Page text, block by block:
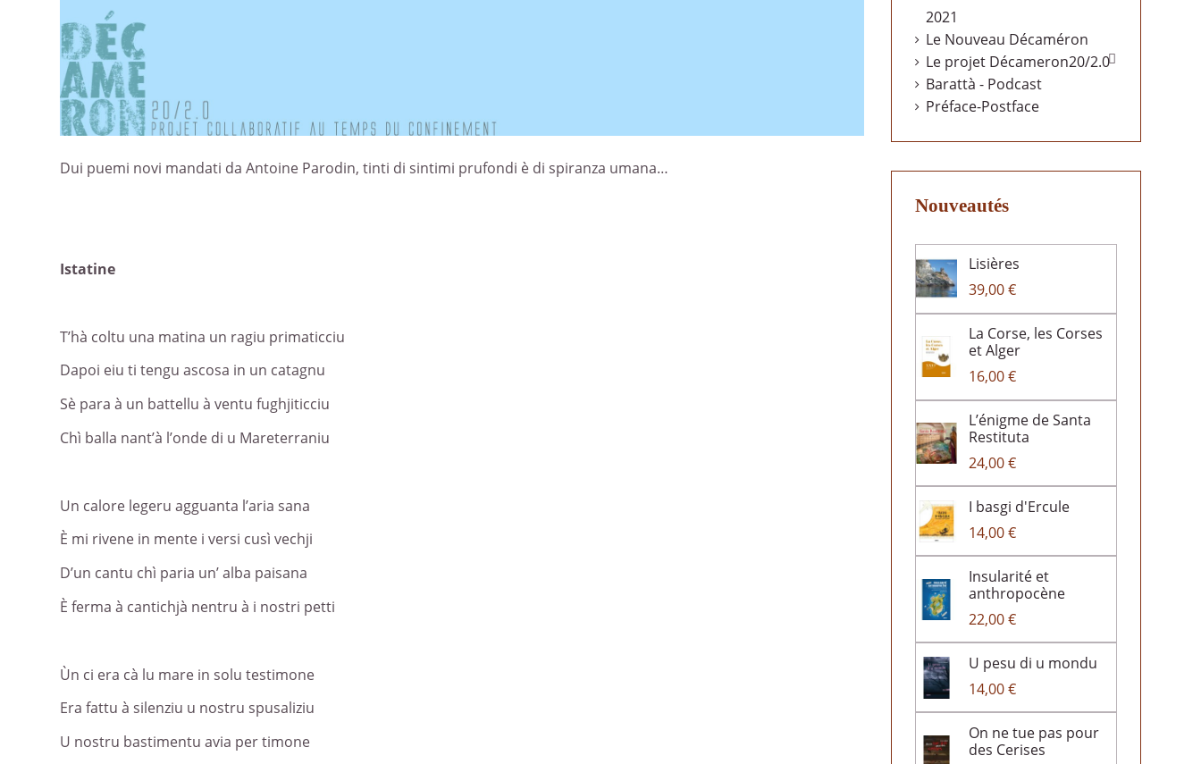
Dui puemi novi mandati da Antoine Parodin, tinti di sintimi prufondi è di spiranza umana…
Istatine
T’hà coltu una matina un ragiu primaticciu
Dapoi eiu ti tengu ascosa in un catagnu
Sè para à un battellu à ventu fughjiticciu
Chì balla nant’à l’onde di u Mareterraniu
Un calore legeru agguanta l’aria sana
È mi rivene in mente i versi cusì vechji
D’un cantu chì paria un’ alba paisana
È ferma à cantichjà nentru à i nostri petti
Ùn ci era cà lu mare in solu testimone
Era fattu à silenziu u nostru spusaliziu
U nostru bastimentu avia per timone
2021
Le Nouveau Décaméron
Le projet Décameron20/2.0
Barattà - Podcast
Préface-Postface
Nouveautés
Lisières
39,00 €
La Corse, les Corses
et Alger
16,00 €
L’énigme de Santa
Restituta
24,00 €
I basgi d'Ercule
14,00 €
Insularité et
anthropocène
22,00 €
U pesu di u mondu
14,00 €
On ne tue pas pour
des Cerises